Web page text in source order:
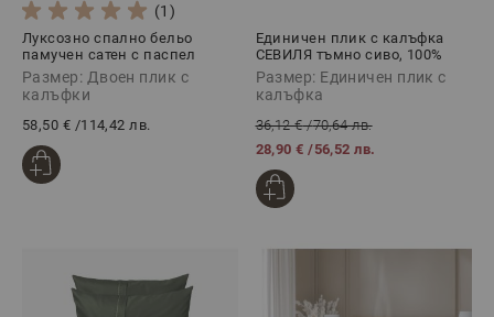
(1)
Луксозно спално бельо
памучен сатен с паспел
РОУЗ, 3 части
Размер: Двоен плик с
калъфки
58,50 € /114,42 лв.
Единичен плик с калъфка
СЕВИЛЯ тъмно сиво, 100%
Памучен сатен, 2 части
Размер: Единичен плик с
калъфка
36,12 €/70,64 лв.
28,90 € /56,52 лв.